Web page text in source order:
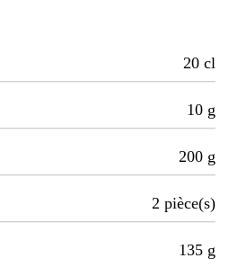
20 cl
10 g
200 g
2 pièce(s)
135 g